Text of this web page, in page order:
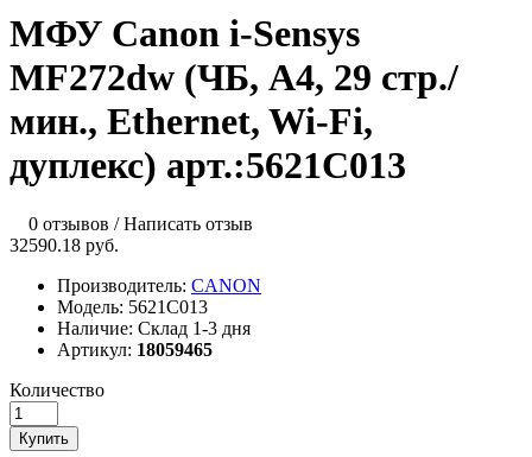
МФУ Canon i-Sensys
MF272dw (ЧБ, А4, 29 стр./
мин., Ethernet, Wi-Fi,
дуплекс) арт.:5621C013
0 отзывов /Написать отзыв
32590.18 руб.
Производитель: CANON
Модель: 5621C013
Наличие: Склад 1-3 дня
Артикул: 18059465
Количество
Купить